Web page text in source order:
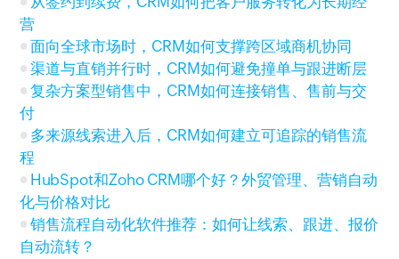
营
面向全球市场时，CRM如何支撑跨区域商机协同
渠道与直销并行时，CRM如何避免撞单与跟进断层
复杂方案型销售中，CRM如何连接销售、售前与交
付
多来源线索进入后，CRM如何建立可追踪的销售流
程
HubSpot和Zoho CRM哪个好？外贸管理、营销自动
化与价格对比
销售流程自动化软件推荐：如何让线索、跟进、报价
自动流转？